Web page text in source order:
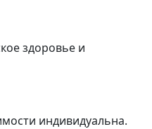
здоровье и
индивидуальна.